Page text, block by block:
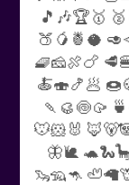
🎵🎶🏆🥇
🍑🥭🍍🥥
🧇🧀🍖🍗
🍝🍣🍤🥟
🍡🥮🍥🥠
🐭🐹🐰
🦋🐌
🦦🦡🦘